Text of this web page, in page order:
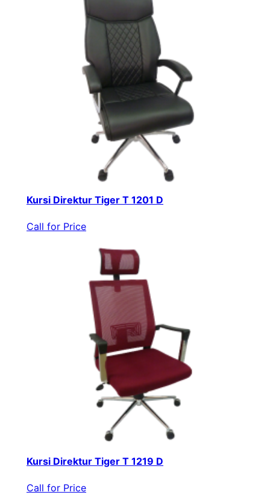
Kursi Direktur Tiger T 1201 D
Call for Price
Kursi Direktur Tiger T 1219 D
Call for Price